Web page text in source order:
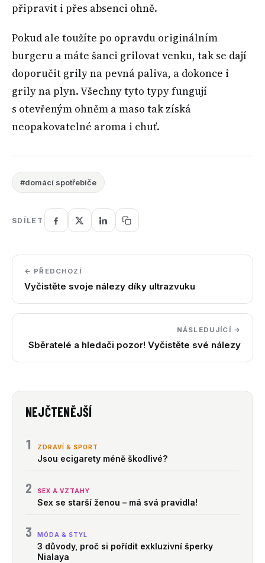
připravit i přes absenci ohně.
Pokud ale toužíte po opravdu originálním
burgeru a máte šanci grilovat venku, tak se dají
doporučit grily na pevná paliva, a dokonce i
grily na plyn. Všechny tyto typy fungují
s otevřeným ohněm a maso tak získá
neopakovatelné aroma i chuť.
#domácí spotřebiče
SDÍLET
← PŘEDCHOZÍ
Vyčistěte svoje nálezy díky ultrazvuku
NÁSLEDUJÍCÍ →
Sběratelé a hledači pozor! Vyčistěte své nálezy
NEJČTENĚJŠÍ
1 ZDRAVÍ & SPORT
Jsou ecigarety méně škodlivé?
2 SEX A VZTAHY
Sex se starší ženou – má svá pravidla!
3 MÓDA & STYL
3 důvody, proč si pořídit exkluzivní šperky
Nialaya